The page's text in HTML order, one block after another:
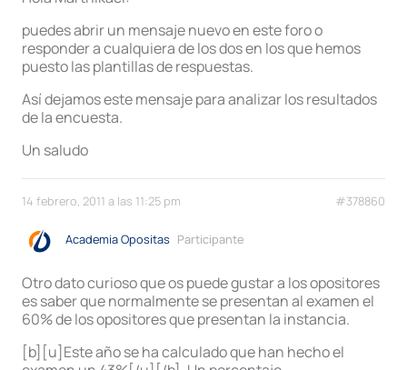
puedes abrir un mensaje nuevo en este foro o
responder a cualquiera de los dos en los que hemos
puesto las plantillas de respuestas.
Así dejamos este mensaje para analizar los resultados
de la encuesta.
Un saludo
14 febrero, 2011 a las 11:25 pm #378860
Academia Opositas Participante
Otro dato curioso que os puede gustar a los opositores
es saber que normalmente se presentan al examen el
60% de los opositores que presentan la instancia.
[b][u]Este año se ha calculado que han hecho el